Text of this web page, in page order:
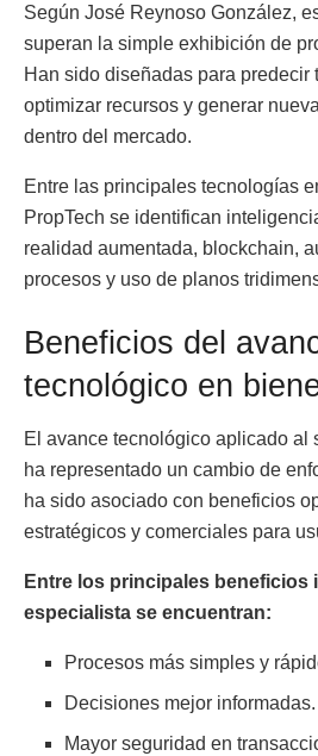
Según José Reynoso González,
superan la simple exhibición de
Han sido diseñadas para predecir
optimizar recursos y generar
dentro del mercado.
Entre las principales tecnologías
PropTech se identifican
realidad aumentada, blockchain,
procesos y uso de planos
Beneficios del
tecnológico en
El avance tecnológico aplicado al
ha representado un cambio de
ha sido asociado con beneficios
estratégicos y comerciales para
Entre los principales beneficios
especialista se encuentran:
Procesos más simples y
Decisiones mejor informadas.
Mayor seguridad en